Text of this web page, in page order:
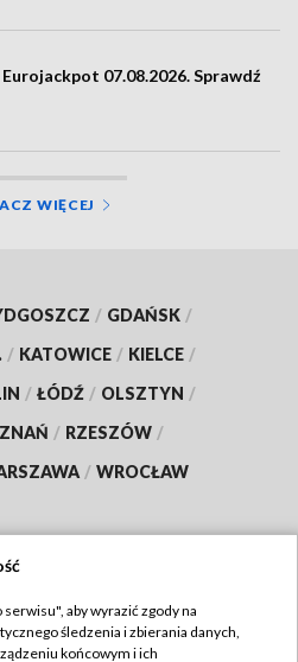
07.08.2026. Sprawdź
WIĘCEJ
/ GDAŃSK /
/ KATOWICE / KIELCE /
/ ŁÓDŹ / OLSZTYN /
/ RZESZÓW /
/ WROCŁAW
TVP
aby wyrazić zgody na
śledzenia i zbierania danych,
końcowym i ich